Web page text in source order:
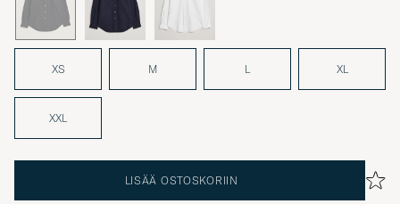
XS M L XL
XXL
LISÄÄ OSTOSKORIIN